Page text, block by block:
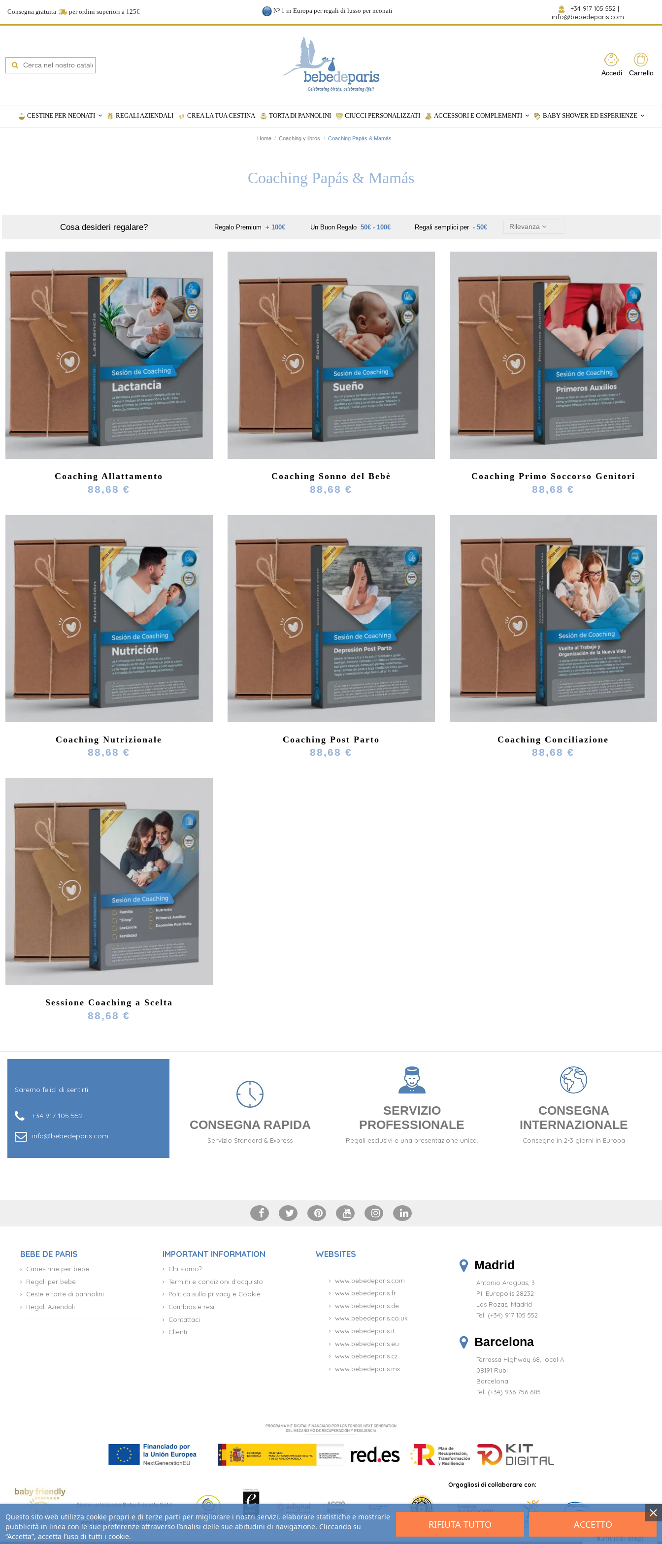
Consegna gratuita per ordini superiori a 125€ Nº 1 in Europa per regali di lusso per neonati +34 917 105 552 |
info@bebedeparis.com
Accedi Carrello
CESTINE PER NEONATI REGALI AZIENDALI CREA LA TUA CESTINA TORTA DI PANNOLINI CIUCCI PERSONALIZZATI ACCESSORI E COMPLEMENTI BABY SHOWER ED ESPERIENZE
Home Coaching y libros Coaching Papás & Mamás
Coaching Papás & Mamás
Cosa desideri regalare? Regalo Premium + 100€ Un Buon Regalo 50€ - 100€ Regali semplici per- 50€ Rilevanza
Coaching Allattamento
88,68 €
Coaching Sonno del Bebè
88,68 €
Coaching Primo Soccorso Genitori
88,68 €
Coaching Nutrizionale
88,68 €
Coaching Post Parto
88,68 €
Coaching Conciliazione
88,68 €
Sessione Coaching a Scelta
88,68 €
Saremo felici di sentirti
+34 917 105 552
info@bebedeparis.com
CONSEGNA RAPIDA
Servizio Standard & Express
SERVIZIO
PROFESSIONALE
Regali esclusivi e una presentazione unica.
CONSEGNA
INTERNAZIONALE
Consegna in 2-3 giorni in Europa
BEBE DE PARIS
Canestrine per bebè
Regali per bebè
Ceste e torte di pannolini
Regali Aziendali
IMPORTANT INFORMATION
Chi siamo?
Termini e condizioni d’acquisto
Politica sulla privacy e Cookie
Cambios e resi
Contattaci
Clienti
WEBSITES
www.bebedeparis.com
www.bebedeparis.fr
www.bebedeparis.de
www.bebedeparis.co.uk
www.bebedeparis.it
www.bebedeparis.eu
www.bebedeparis.cz
www.bebedeparis.mx
Madrid
Antonio Araguas, 3
P.I. Europolis 28232
Las Rozas, Madrid
Tel: (+34) 917 105 552
Barcelona
Terrassa Highway 68, local A
08191 Rubi
Barcelona
Tel: (+34) 936 756 685
Siamo un'azienda Baby Friendly Gold
www.babyfriendlycompanies.com
Orgogliosi di collaborare con:
Questo sito web utilizza cookie propri e di terze parti per migliorare i nostri servizi, elaborare statistiche e mostrarle
pubblicità in linea con le sue preferenze attraverso l’analisi delle sue abitudini di navigazione. Cliccando su
“Accetta”, accetta l’uso di tutti i cookie.
RIFIUTA TUTTO ACCETTO
9.7/10 (2701 ratings)